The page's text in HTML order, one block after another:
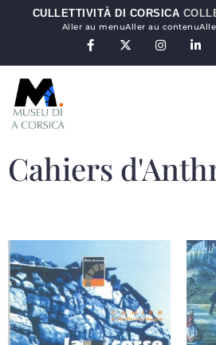
CULLETTIVITÀ DI CORSICA
Aller au menuAller au contenu
Cahiers